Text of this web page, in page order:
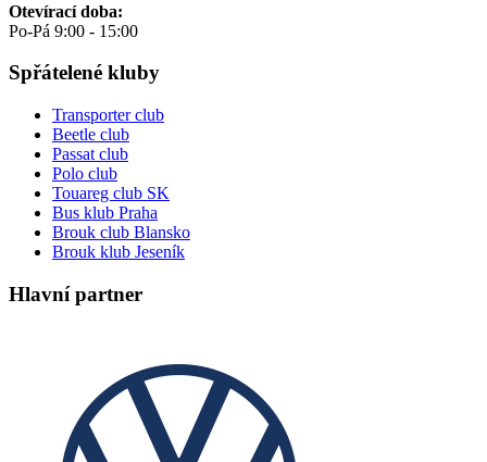
Otevírací doba:
Po-Pá 9:00 - 15:00
Spřátelené kluby
Transporter club
Beetle club
Passat club
Polo club
Touareg club SK
Bus klub Praha
Brouk club Blansko
Brouk klub Jeseník
Hlavní partner